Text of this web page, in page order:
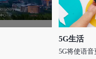
5G生活
5G将使语